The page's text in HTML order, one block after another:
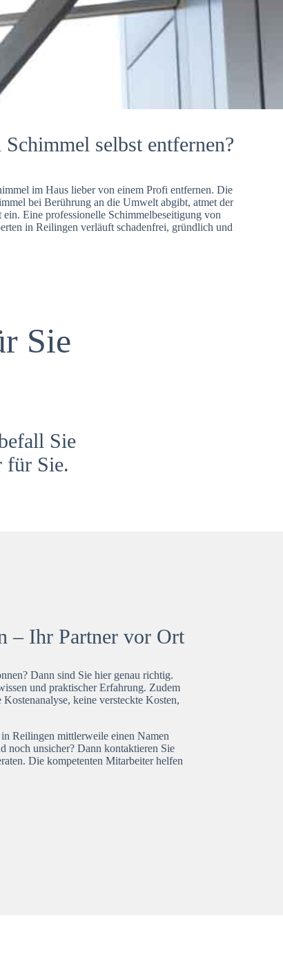
Schimmel selbst entfernen?
im Haus lieber von einem Profi entfernen. Die
bei Berührung an die Umwelt abgibt, atmet der
Eine professionelle Schimmelbeseitigung von
in Reilingen verläuft schadenfrei, gründlich und
Sie
Sie
für Sie.
– Ihr Partner vor Ort
Dann sind Sie hier genau richtig.
und praktischer Erfahrung. Zudem
keine versteckte Kosten,
Reilingen mittlerweile einen Namen
noch unsicher? Dann kontaktieren Sie
Die kompetenten Mitarbeiter helfen